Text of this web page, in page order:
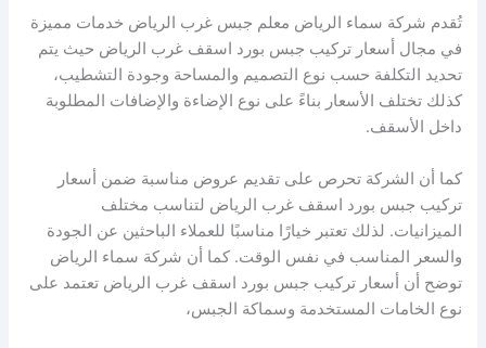
تُقدم شركة سماء الرياض معلم جبس غرب الرياض خدمات مميزة
في مجال أسعار تركيب جبس بورد اسقف غرب الرياض حيث يتم
تحديد التكلفة حسب نوع التصميم والمساحة وجودة التشطيب،
كذلك تختلف الأسعار بناءً على نوع الإضاءة والإضافات المطلوبة
داخل الأسقف.
كما أن الشركة تحرص على تقديم عروض مناسبة ضمن أسعار
تركيب جبس بورد اسقف غرب الرياض لتناسب مختلف
الميزانيات. لذلك تعتبر خيارًا مناسبًا للعملاء الباحثين عن الجودة
والسعر المناسب في نفس الوقت. كما أن شركة سماء الرياض
توضح أن أسعار تركيب جبس بورد اسقف غرب الرياض تعتمد على
نوع الخامات المستخدمة وسماكة الجبس،